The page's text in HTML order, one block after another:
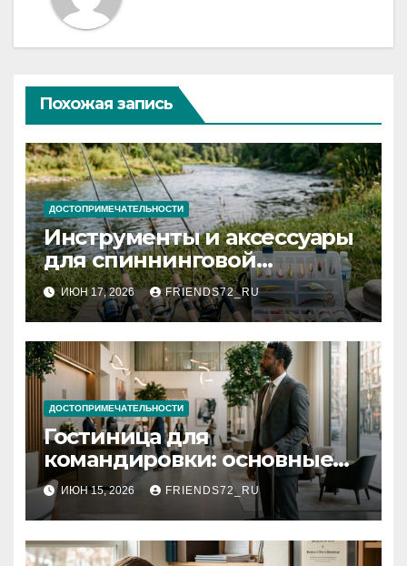
Похожая запись
ДОСТОПРИМЕЧАТЕЛЬНОСТИ
Инструменты и аксессуары
для спиннинговой
рыбалки: назначение и
типы
ИЮН 17, 2026 FRIENDS72_RU
ДОСТОПРИМЕЧАТЕЛЬНОСТИ
Гостиница для
командировки: основные
критерии выбора
ИЮН 15, 2026 FRIENDS72_RU